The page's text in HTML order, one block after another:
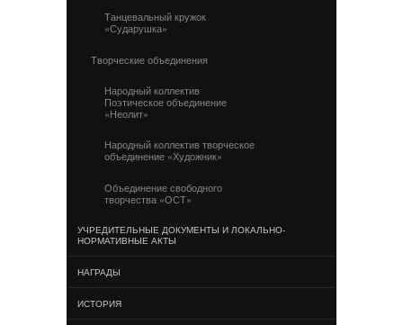
Танцевальный кружок
«Сударушка»
Творческие объединения
Народный коллектив
Поэтическое объединение
«Неолит»
Народный коллектив творческое
объединение «Художник»
Объединение свободного
творчества «ОСТ»
УЧРЕДИТЕЛЬНЫЕ ДОКУМЕНТЫ И ЛОКАЛЬНО-
НОРМАТИВНЫЕ АКТЫ
НАГРАДЫ
ИСТОРИЯ